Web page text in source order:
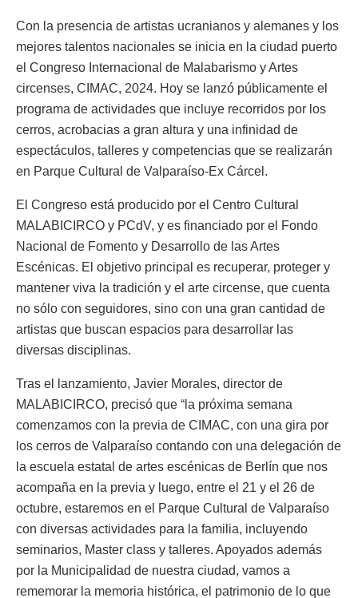
Con la presencia de artistas ucranianos y alemanes y los
mejores talentos nacionales se inicia en la ciudad puerto
el Congreso Internacional de Malabarismo y Artes
circenses, CIMAC, 2024. Hoy se lanzó públicamente el
programa de actividades que incluye recorridos por los
cerros, acrobacias a gran altura y una infinidad de
espectáculos, talleres y competencias que se realizarán
en Parque Cultural de Valparaíso-Ex Cárcel.
El Congreso está producido por el Centro Cultural
MALABICIRCO y PCdV, y es financiado por el Fondo
Nacional de Fomento y Desarrollo de las Artes
Escénicas. El objetivo principal es recuperar, proteger y
mantener viva la tradición y el arte circense, que cuenta
no sólo con seguidores, sino con una gran cantidad de
artistas que buscan espacios para desarrollar las
diversas disciplinas.
Tras el lanzamiento, Javier Morales, director de
MALABICIRCO, precisó que “la próxima semana
comenzamos con la previa de CIMAC, con una gira por
los cerros de Valparaíso contando con una delegación de
la escuela estatal de artes escénicas de Berlín que nos
acompaña en la previa y luego, entre el 21 y el 26 de
octubre, estaremos en el Parque Cultural de Valparaíso
con diversas actividades para la familia, incluyendo
seminarios, Master class y talleres. Apoyados además
por la Municipalidad de nuestra ciudad, vamos a
rememorar la memoria histórica, el patrimonio de lo que